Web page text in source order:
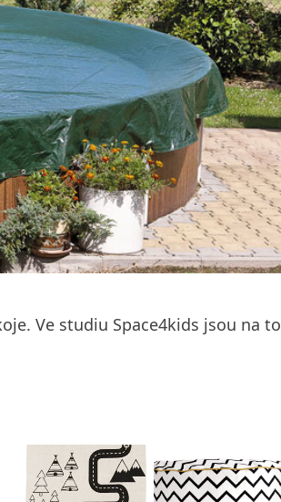
Ve studiu Space4kids jsou na to